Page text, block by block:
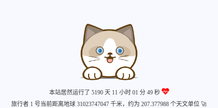
本站居然运行了 5190 天11 小时 01 分 49 秒
旅行者 1 号当前距离地球 31023747047 千米，约为 207.377988 个天文单位 🚀